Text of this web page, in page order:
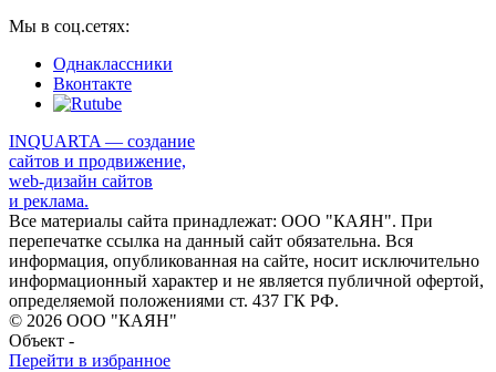
Мы в соц.сетях:
Однаклассники
Вконтакте
INQUARTA — создание
сайтов и продвижение,
web-дизайн сайтов
и реклама.
Все материалы сайта принадлежат: ООО "КАЯН". При
перепечатке ссылка на данный сайт обязательна. Вся
информация, опубликованная на сайте, носит исключительно
информационный характер и не является публичной офертой,
определяемой положениями ст. 437 ГК РФ.
© 2026 ООО "КАЯН"
Объект -
Перейти в избранное